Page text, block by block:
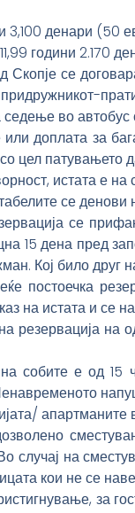
3,100 денари (50
години 2.170
Скопје се
во автобус
доплата за
цел патувањето
истата е на
се
се
15 дена пред
Кој било друг
постоечка
на истата и се
резервација на
собите е од 15
случај на
кои не се
за